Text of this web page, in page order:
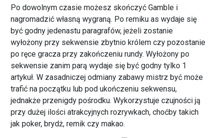
Po dowolnym czasie możesz skończyć Gamble i
nagromadzić własną wygraną. Po remiku as wydaje się
być godny jedenastu paragrafów, jeżeli zostanie
wyłożony przy sekwensie zbytnio królem czy pozostanie
po ręce gracza przy zakończeniu rundy. Wyłożony po
sekwensie zanim parą wydaje się być godny tylko 1
artykuł. W zasadniczej odmiany zabawy mistrz być może
trafić na początku lub pod ukończeniu sekwensu,
jednakże przenigdy pośrodku. Wykorzystuje czujności ją
przy dużej ilości atrakcyjnych rozrywkach, choćby takich
jak poker, brydż, remik czy makao.